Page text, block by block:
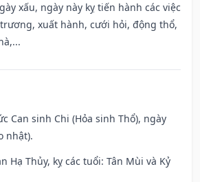
xấu, ngày này kỵ tiến hành các việc
xuất hành, cưới hỏi, động thổ,
Can sinh Chi (Hỏa sinh Thổ), ngày
nhật).
Hạ Thủy, kỵ các tuổi: Tân Mùi và Kỷ